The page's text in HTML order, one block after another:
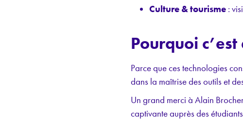
Culture & tourisme :
Pourquoi
Parce que ces technologies
dans la maîtrise des outils et
Un grand merci à Alain
captivante auprès des